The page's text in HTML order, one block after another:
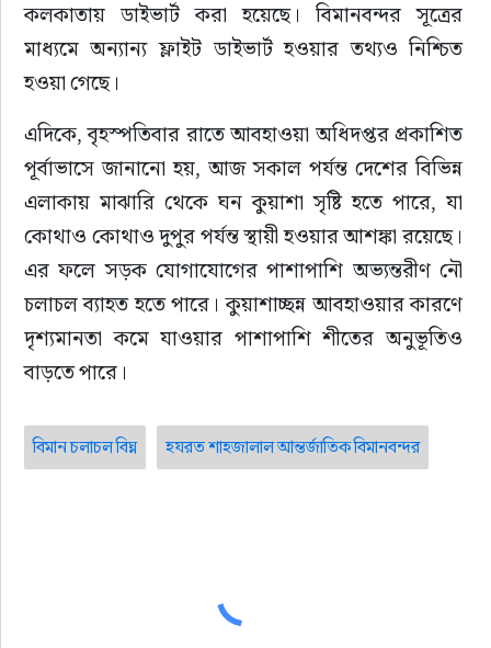
কলকাতায় ডাইভার্ট করা হয়েছে। বিমানবন্দর সূত্রের
মাধ্যমে অন্যান্য ফ্লাইট ডাইভার্ট হওয়ার তথ্যও নিশ্চিত
হওয়া গেছে।
এদিকে, বৃহস্পতিবার রাতে আবহাওয়া অধিদপ্তর প্রকাশিত
পূর্বাভাসে জানানো হয়, আজ সকাল পর্যন্ত দেশের বিভিন্ন
এলাকায় মাঝারি থেকে ঘন কুয়াশা সৃষ্টি হতে পারে, যা
কোথাও কোথাও দুপুর পর্যন্ত স্থায়ী হওয়ার আশঙ্কা রয়েছে।
এর ফলে সড়ক যোগাযোগের পাশাপাশি অভ্যন্তরীণ নৌ
চলাচল ব্যাহত হতে পারে। কুয়াশাচ্ছন্ন আবহাওয়ার কারণে
দৃশ্যমানতা কমে যাওয়ার পাশাপাশি শীতের অনুভূতিও
বাড়তে পারে।
বিমান চলাচল বিঘ্ন হযরত শাহজালাল আন্তর্জাতিক বিমানবন্দর